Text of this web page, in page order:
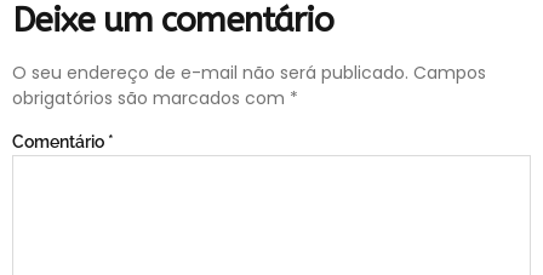
Deixe um comentário
O seu endereço de e-mail não será publicado. Campos
obrigatórios são marcados com *
Comentário *